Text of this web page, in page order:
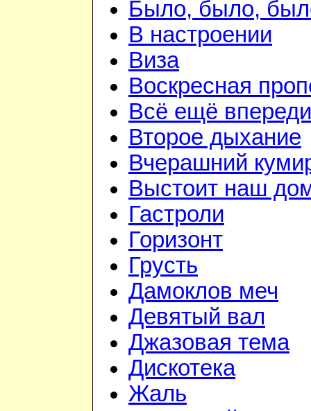
Было, было,
В настроении
Виза
Воскресная
Всё ещё впереди
Второе дыхание
Вчерашний
Выстоит наш
Гастроли
Горизонт
Грусть
Дамоклов меч
Девятый вал
Джазовая тема
Дискотека
Жаль